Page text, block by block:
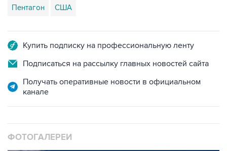
Пентагон США
Купить подписку на профессиональную ленту
Подписаться на рассылку главных новостей сайта
Получать оперативные новости в официальном
канале
ФОТОГАЛЕРЕИ